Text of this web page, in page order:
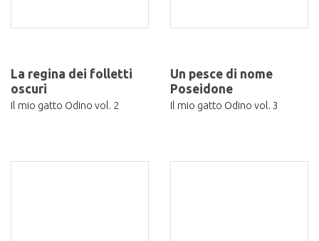
La regina dei folletti
oscuri
Il mio gatto Odino vol. 2
Un pesce di nome
Poseidone
Il mio gatto Odino vol. 3